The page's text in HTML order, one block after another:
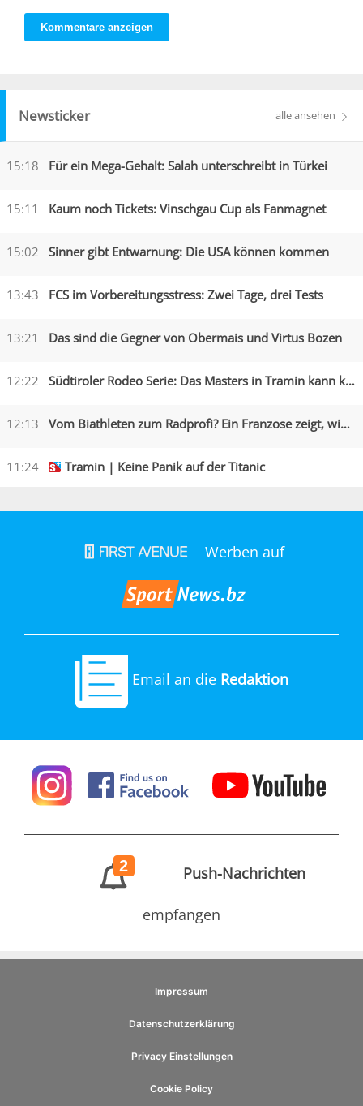
Kommentare anzeigen
Newsticker alle ansehen
15:18 Für ein Mega-Gehalt: Salah unterschreibt in Türkei
15:11 Kaum noch Tickets: Vinschgau Cup als Fanmagnet
15:02 Sinner gibt Entwarnung: Die USA können kommen
13:43 FCS im Vorbereitungsstress: Zwei Tage, drei Tests
13:21 Das sind die Gegner von Obermais und Virtus Bozen
12:22 Südtiroler Rodeo Serie: Das Masters in Tramin kann kommen
12:13 Vom Biathleten zum Radprofi? Ein Franzose zeigt, wie es geht
11:24 Tramin | Keine Panik auf der Titanic
Werben auf
Email an die Redaktion
2 Push-Nachrichten
empfangen
Impressum
Datenschutzerklärung
Privacy Einstellungen
Cookie Policy